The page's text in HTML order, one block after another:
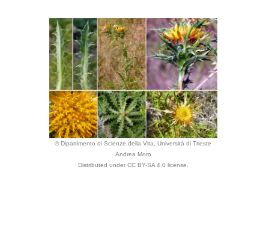
© Dipartimento di Scienze della Vita, Università di Trieste
Andrea Moro
Distributed under CC BY-SA 4.0 license.